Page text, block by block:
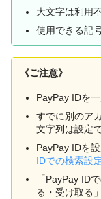
大文字は利用
使用できる記
《ご注意》
PayPay IDを
すでに別のア
文字列は設定
PayPay IDを
IDでの検索設
「PayPay ID
る・受け取る